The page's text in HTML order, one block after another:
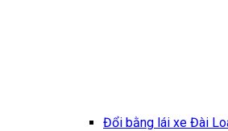
Đổi bằng lái xe Đài